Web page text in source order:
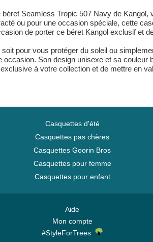
béret Seamless Tropic 507 Navy de Kangol,
ou pour une occasion spéciale, cette
de porter ce béret Kangol exclusif et
pour vous protéger du soleil ou
occasion. Son design unisexe et sa
à votre collection et de mettre en
Casquettes d'été
Casquettes pas chères
Casquettes Goorin Bros
Casquettes pour femme
Casquettes pour enfant
Aide
Mon compte
#StyleForTrees